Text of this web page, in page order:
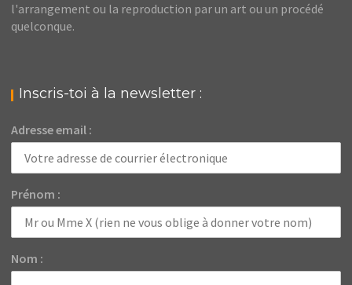
l'arrangement ou la reproduction par un art ou un procédé
quelconque.
Inscris-toi à la newsletter :
Adresse email :
Prénom :
Nom :